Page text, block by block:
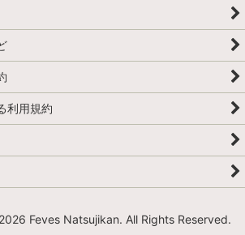
利用規約
2026 Feves Natsujikan. All Rights Reserved.